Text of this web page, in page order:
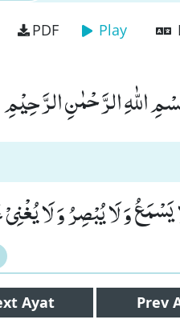
PDF Play
اللّٰهِ الرَّحْمٰنِ الرَّحِیْمِ
وَ لَا یُبْصِرُ وَ لَا یُغْنِیْ
Ayat Prev